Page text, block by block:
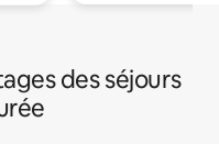
des séjours